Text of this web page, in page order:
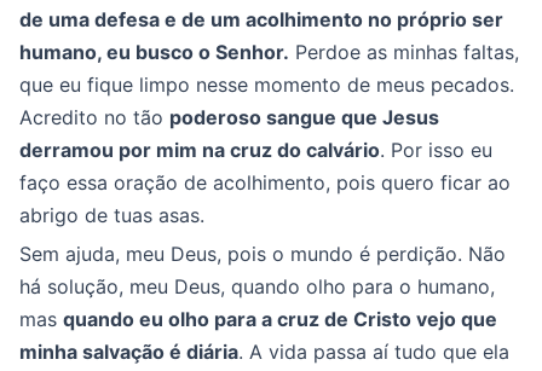
de uma defesa e de um acolhimento no próprio ser
humano, eu busco o Senhor. Perdoe as minhas faltas,
que eu fique limpo nesse momento de meus pecados.
Acredito no tão poderoso sangue que Jesus
derramou por mim na cruz do calvário. Por isso eu
faço essa oração de acolhimento, pois quero ficar ao
abrigo de tuas asas.
Sem ajuda, meu Deus, pois o mundo é perdição. Não
há solução, meu Deus, quando olho para o humano,
mas quando eu olho para a cruz de Cristo vejo que
minha salvação é diária. A vida passa aí tudo que ela